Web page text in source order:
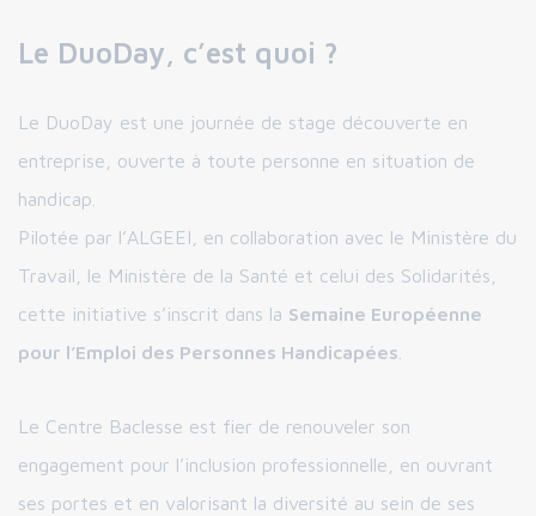
Le DuoDay, c’est quoi ?
Le DuoDay est une journée de stage découverte en
entreprise, ouverte à toute personne en situation de
handicap.
Pilotée par l’ALGEEI, en collaboration avec le Ministère du
Travail, le Ministère de la Santé et celui des Solidarités,
cette initiative s’inscrit dans la Semaine Européenne
pour l’Emploi des Personnes Handicapées
Le Centre Baclesse est fier de renouveler son
engagement pour l’inclusion professionnelle, en ouvrant
ses portes et en valorisant la diversité au sein de ses